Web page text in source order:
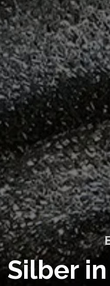
Silber